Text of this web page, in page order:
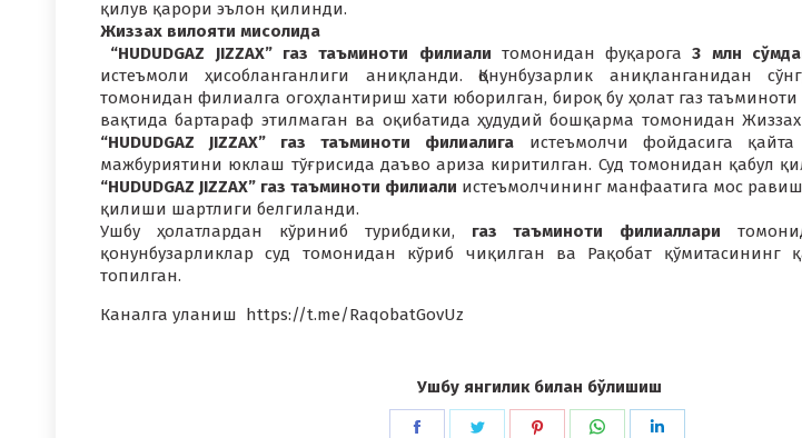
қилув қарори эълон қилинди.
Жиззах вилояти мисолида
“HUDUDGAZ JIZZAX” газ таъминоти филиали томонидан фуқарога3 млн
истеъмоли ҳисобланганлиги аниқланди. Қонунбузарлик аниқланганидан
томонидан филиалга огоҳлантириш хати юборилган, бироқ бу ҳолат газ
вақтида бартараф этилмаган ва оқибатида ҳудудий бошқарма томонидан
“HUDUDGAZ JIZZAX” газ таъминоти филиалига истеъмолчи фойдасига
мажбуриятини юклаш тўғрисида даъво ариза киритилган. Суд томонидан қабул
“HUDUDGAZ JIZZAX” газ таъминоти филиали истеъмолчининг манфаатига мос
қилиши шартлиги белгиланди.
Ушбу ҳолатлардан кўриниб турибдики, газ таъминоти филиаллари
қонунбузарликлар суд томонидан кўриб чиқилган ва Рақобат қўмитасининг
топилган.
Каналга уланиш https://t.me/RaqobatGovUz
Ушбу янгилик билан бўлишиш
Share
Share
Share
Share